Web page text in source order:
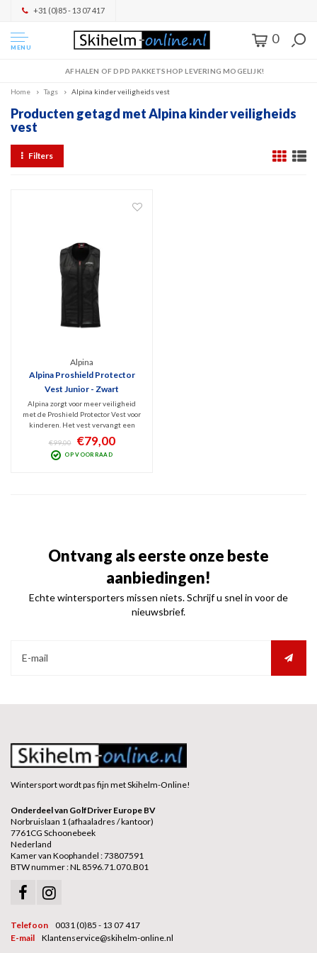
+31 (0)85 - 13 07 417
MENU
0
AFHALEN OF DPD PAKKETSHOP LEVERING MOGELIJK!
Home Tags Alpina kinder veiligheids vest
Producten getagd met Alpina kinder veiligheids
vest
Filters
Alpina
Alpina Proshield Protector
Vest Junior - Zwart
Alpina zorgt voor meer veiligheid
met de Proshield Protector Vest voor
kinderen. Het vest vervangt een
laagje kleding, is ademend en
comfortabel om te dragen en
beschermt de ruggengraat tegen
€99,00 €79,00
OP VOORRAAD
Ontvang als eerste onze beste
aanbiedingen!
Echte wintersporters missen niets. Schrijf u snel in voor de
nieuwsbrief.
Wintersport wordt pas fijn met Skihelm-Online!
Onderdeel van GolfDriver Europe BV
Norbruislaan 1 (afhaaladres / kantoor)
7761CG Schoonebeek
Nederland
Kamer van Koophandel : 73807591
BTW nummer : NL 8596.71.070.B01
Telefoon
0031 (0)85 - 13 07 417
E-mail
Klantenservice@skihelm-online.nl